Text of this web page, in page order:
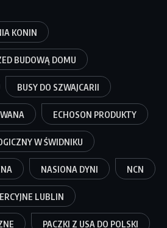
KONIN
BUDOWĄ DOMU
BUSY DO SZWAJCARII
ECHOSON PRODUKTY
W ŚWIDNIKU
NASIONA DYNI NCN
LUBLIN
PACZKI Z USA DO POLSKI